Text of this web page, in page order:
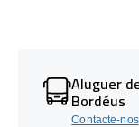
Aluguer
Bordéus
Contacte-nos